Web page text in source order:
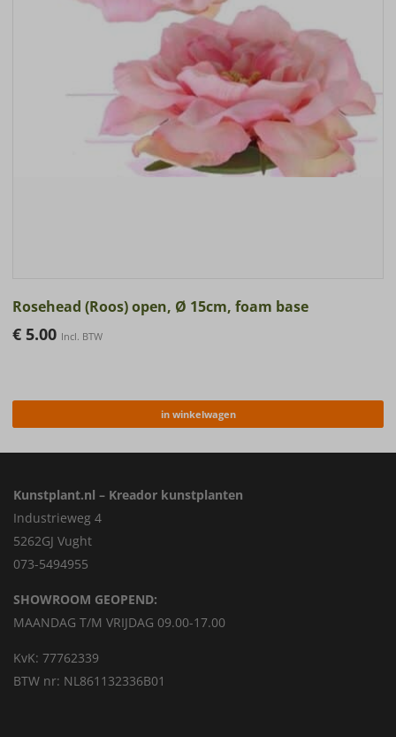
Rosehead (Roos) open, Ø 15cm, foam base
€ 5.00 Incl. BTW
in winkelwagen
Kunstplant.nl – Kreador kunstplanten
Industrieweg 4
5262GJ Vught
073-5494955
SHOWROOM GEOPEND:
MAANDAG T/M VRIJDAG 09.00-17.00
KvK: 77762339
BTW nr: NL861132336B01